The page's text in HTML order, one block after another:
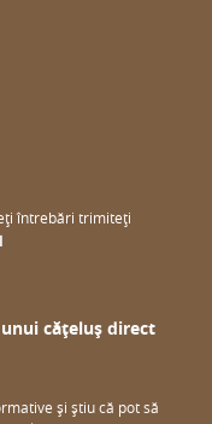
întrebări trimiteți
cățeluș direct
și știu că pot să